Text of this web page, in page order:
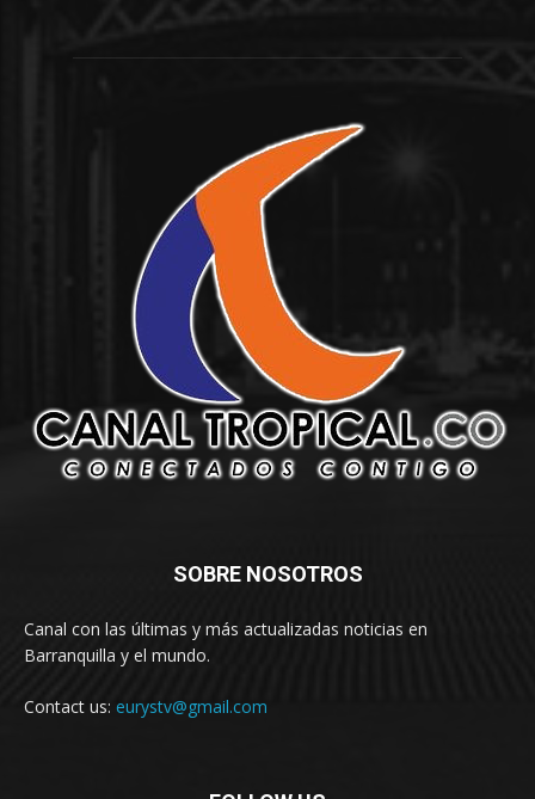
SOBRE NOSOTROS
Canal con las últimas y más actualizadas noticias en
Barranquilla y el mundo.
Contact us: eurystv@gmail.com